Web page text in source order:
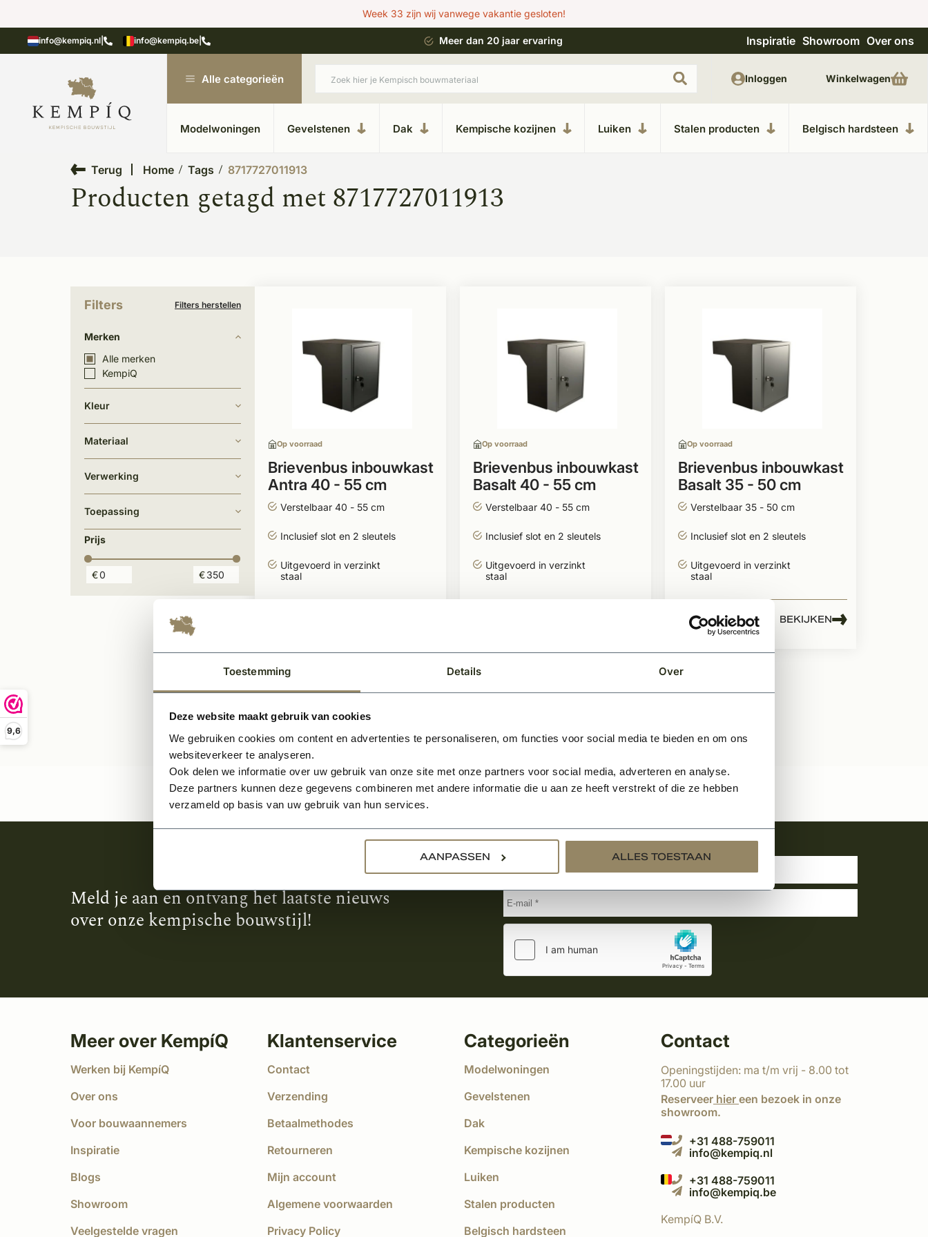
Toestemming Details Over
Deze website maakt gebruik van cookies
We gebruiken cookies om content en advertenties te personaliseren, om functies voor social media te bieden en om ons
websiteverkeer te analyseren.
Ook delen we informatie over uw gebruik van onze site met onze partners voor social media, adverteren en analyse.
Deze partners kunnen deze gegevens combineren met andere informatie die u aan ze heeft verstrekt of die ze hebben
verzameld op basis van uw gebruik van hun services.
AANPASSEN ALLES TOESTAAN
9,6
Week 33 zijn wij vanwege vakantie gesloten!
info@kempiq.nl info@kempiq.be
in Kesteren Unieke materialen in kempische bouwstijl Meer dan 20 jaar ervaring Uitgebreide showroom in Kesteren Unieke
Inspiratie Showroom Over ons
Alle categorieën
Modelwoningen Gevelstenen Dak Kempische kozijnen Luiken Stalen producten Belgisch hardsteen
Inloggen Winkelwagen
Terug Home Tags 8717727011913
Producten getagd met 8717727011913
Filters Filters herstellen
Merken
Alle merken
KempiQ
Kleur
Materiaal
Verwerking
Toepassing
Prijs
€ €
Op voorraad
Brievenbus inbouwkast
Antra 40 - 55 cm
Verstelbaar 40 - 55 cm
Inclusief slot en 2 sleutels
Uitgevoerd in verzinkt
staal
Op voorraad
Brievenbus inbouwkast
Basalt 40 - 55 cm
Verstelbaar 40 - 55 cm
Inclusief slot en 2 sleutels
Uitgevoerd in verzinkt
staal
Op voorraad
Brievenbus inbouwkast
Basalt 35 - 50 cm
Verstelbaar 35 - 50 cm
Inclusief slot en 2 sleutels
Uitgevoerd in verzinkt
staal
338,99
Per stuk
BEKIJKEN
Meld je aan en ontvang het laatste nieuws
over onze kempische bouwstijl!
Meer over KempíQ
Werken bij KempíQ
Over ons
Voor bouwaannemers
Inspiratie
Blogs
Showroom
Veelgestelde vragen
Klantenservice
Contact
Verzending
Betaalmethodes
Retourneren
Mijn account
Algemene voorwaarden
Privacy Policy
Categorieën
Modelwoningen
Gevelstenen
Dak
Kempische kozijnen
Luiken
Stalen producten
Belgisch hardsteen
Contact
Openingstijden: ma t/m vrij - 8.00 tot
17.00 uur
Reserveer hier een bezoek in onze
showroom.
+31 488-759011
info@kempiq.nl
+31 488-759011
info@kempiq.be
KempíQ B.V.